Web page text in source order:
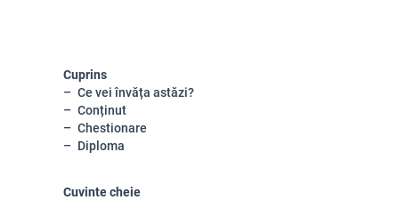
Cuprins
Ce vei învăța astăzi?
Conținut
Chestionare
Diploma
Cuvinte cheie